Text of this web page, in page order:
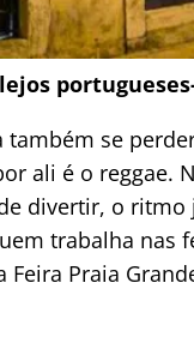
também se
ali é o reggae.
divertir, o
trabalha nas
Praia